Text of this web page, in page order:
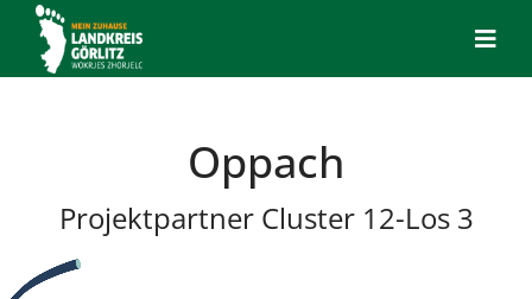
Oppach
Projektpartner Cluster 12-Los 3